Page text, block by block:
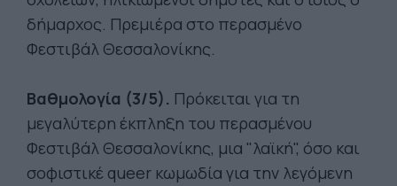
δήμαρχος. Πρεμιέρα στο περασμένο
Φεστιβάλ Θεσσαλονίκης.
Βαθμολογία (3/5). Πρόκειται για τη
μεγαλύτερη έκπληξη του περασμένου
Φεστιβάλ Θεσσαλονίκης, μια "λαϊκή", όσο και
σοφιστικέ queer κωμωδία για την λεγόμενη